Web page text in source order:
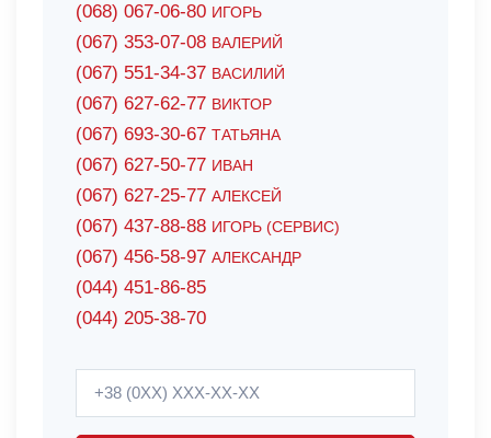
(068) 067-06-80 ИГОРЬ
(067) 353-07-08 ВАЛЕРИЙ
(067) 551-34-37 ВАСИЛИЙ
(067) 627-62-77 ВИКТОР
(067) 693-30-67 ТАТЬЯНА
(067) 627-50-77 ИВАН
(067) 627-25-77 АЛЕКСЕЙ
(067) 437-88-88 ИГОРЬ (СЕРВИС)
(067) 456-58-97 АЛЕКСАНДР
(044) 451-86-85
(044) 205-38-70